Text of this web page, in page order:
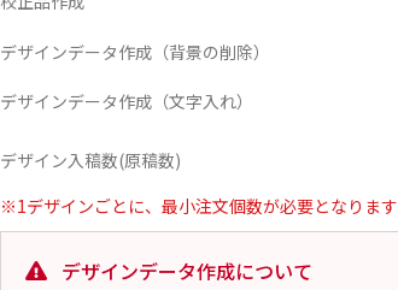
デザインデータ作成（背景の削除）
デザインデータ作成（文字入れ）
デザイン入稿数(原稿数)
※1デザインごとに、最小注文個数が必要となります
デザインデータ作成について